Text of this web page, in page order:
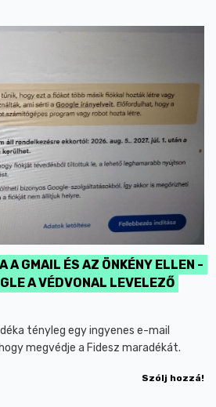
A GMAIL ÉS AZ ÖNKÉNY ELLEN -
A VÉDVONAL LEVELEZŐ
tényleg egy ingyenes e-mail
megvédje a Fidesz maradékát.
Szólj hozzá!